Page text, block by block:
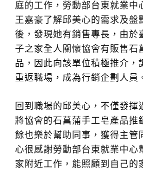
庭的工作，勞動部台東就業中
王嘉豪了解邱美心的需求及盤
後，發現她有銷售專長，由於
子之家全人關懷協會有販售石
品，因此向該單位積極推介，
重返職場，成為行銷企劃人員
回到職場的邱美心，不僅發揮
將協會的石菖蒲手工皂產品推
餘也樂於幫助同事，獲得主管
心很感謝勞動部台東就業中心
家附近工作，能照顧到自己的